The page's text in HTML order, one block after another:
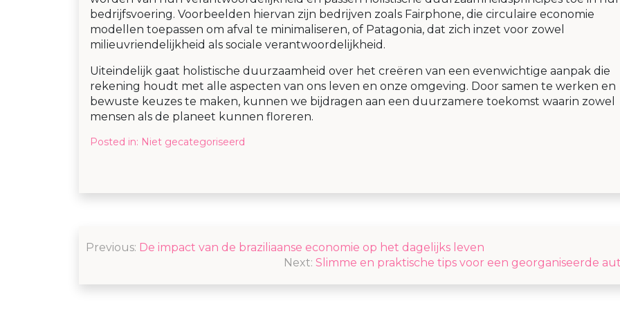
bedrijfsvoering. Voorbeelden hiervan zijn bedrijven zoals Fairphone, die circulaire economie
modellen toepassen om afval te minimaliseren, of Patagonia, dat zich inzet voor zowel
milieuvriendelijkheid als sociale verantwoordelijkheid.
Uiteindelijk gaat holistische duurzaamheid over het creëren van een evenwichtige aanpak die
rekening houdt met alle aspecten van ons leven en onze omgeving. Door samen te werken en
bewuste keuzes te maken, kunnen we bijdragen aan een duurzamere toekomst waarin zowel
mensen als de planeet kunnen floreren.
Posted in: Niet gecategoriseerd
Post
Previous: De impact van de braziliaanse economie op het dagelijks leven
Next: Slimme en praktische tips voor een georganiseerde